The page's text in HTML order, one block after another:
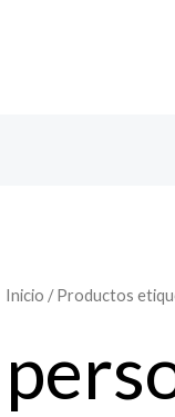
Inicio /Productos